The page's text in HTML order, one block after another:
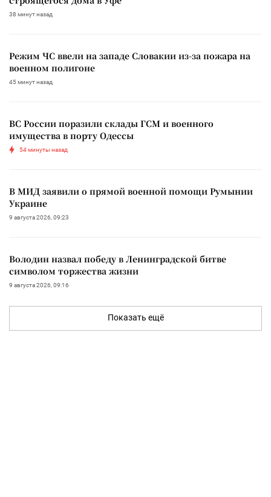
38 минут назад
Режим ЧС ввели на западе Словакии из-за пожара на
военном полигоне
45 минут назад
ВС России поразили склады ГСМ и военного
имущества в порту Одессы
54 минуты назад
В МИД заявили о прямой военной помощи Румынии
Украине
9 августа 2026, 09:23
Володин назвал победу в Ленинградской битве
символом торжества жизни
9 августа 2026, 09:16
Показать ещё